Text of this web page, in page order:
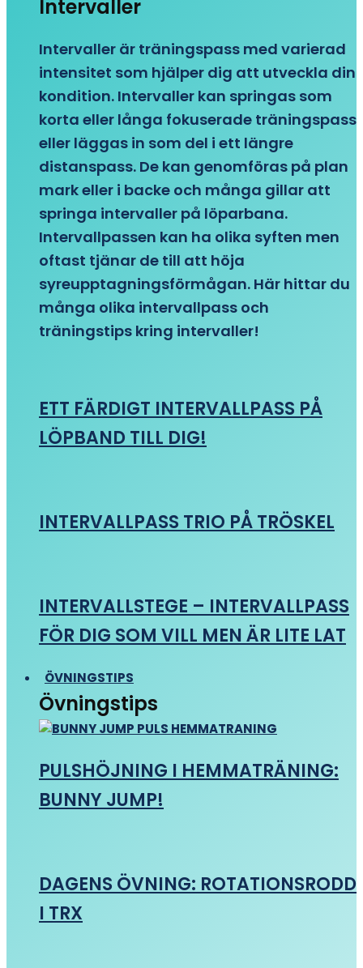
Intervaller
Intervaller är träningspass med varierad
intensitet som hjälper dig att utveckla din
kondition. Intervaller kan springas som
korta eller långa fokuserade träningspass
eller läggas in som del i ett längre
distanspass. De kan genomföras på plan
mark eller i backe och många gillar att
springa intervaller på löparbana.
Intervallpassen kan ha olika syften men
oftast tjänar de till att höja
syreupptagningsförmågan. Här hittar du
många olika intervallpass och
träningstips kring intervaller!
ETT FÄRDIGT INTERVALLPASS PÅ
LÖPBAND TILL DIG!
INTERVALLPASS TRIO PÅ TRÖSKEL
INTERVALLSTEGE – INTERVALLPASS
FÖR DIG SOM VILL MEN ÄR LITE LAT
ÖVNINGSTIPS
Övningstips
PULSHÖJNING I HEMMATRÄNING:
BUNNY JUMP!
DAGENS ÖVNING: ROTATIONSRODD
I TRX